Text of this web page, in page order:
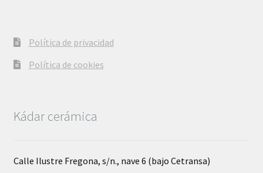
Política de privacidad
Política de cookies
Kádar cerámica
Calle Ilustre Fregona, s/n., nave 6 (bajo Cetransa)